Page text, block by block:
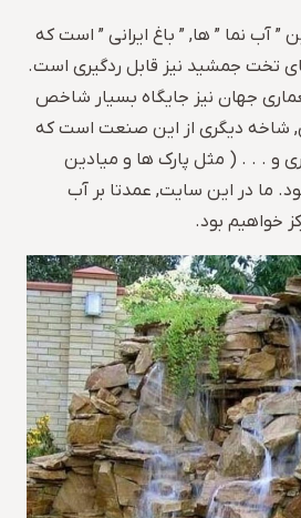
” آب نما ” ها, ” باغ ایرانی ” است که
تخت جمشید نیز قابل ردگیری است.
معماری جهان نیز جایگاه بسیار شاخص
شاخه دیگری از این صنعت است که
و . . . ( مثل پارک ها و میادین
ما در این سایت, عمدتا بر آب
خواهیم بود.